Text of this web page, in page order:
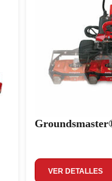
VER DETALLES